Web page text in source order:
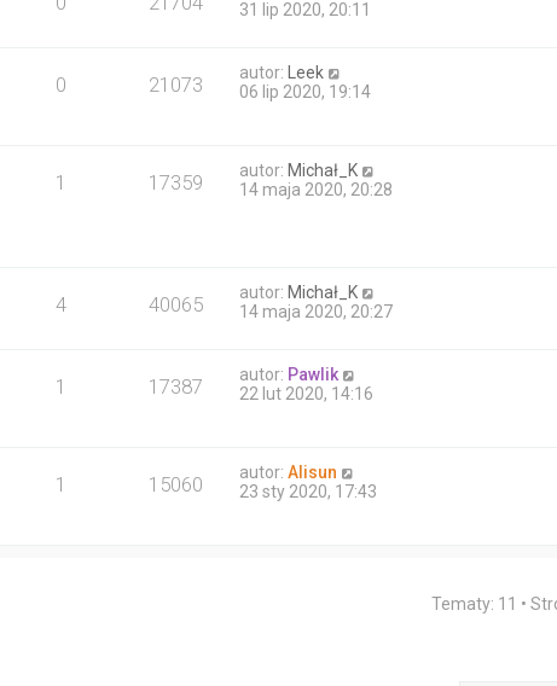
31 lip 2020, 20:11
0 21073 autor:Leek
06 lip 2020, 19:14
1 17359 autor:Michał_K
14 maja 2020, 20:28
4 40065 autor:Michał_K
14 maja 2020, 20:27
1 17387 autor: Pawlik
22 lut 2020, 14:16
1 15060 autor:Alisun
23 sty 2020, 17:43
Tematy: 11 •